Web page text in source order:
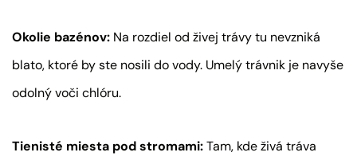
Okolie bazénov: Na rozdiel od živej trávy tu nevzniká
blato, ktoré by ste nosili do vody. Umelý trávnik je navyše
odolný voči chlóru.
Tienisté miesta pod stromami:Tam, kde živá tráva